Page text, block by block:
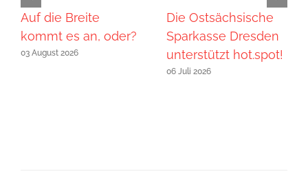
Auf die Breite
kommt es an, oder?
03 August 2026
Die Ostsächsische
Sparkasse Dresden
unterstützt hot.spot!
06 Juli 2026